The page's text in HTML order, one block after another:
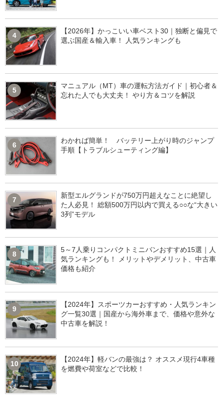
4
【2026年】かっこいい車ベスト30｜独断と偏見で
選ぶ国産＆輸入車！ 人気ランキングも
5
マニュアル（MT）車の運転方法ガイド｜初心者＆
忘れた人でも大丈夫！ やり方＆コツを解説
6
わかれば簡単！ バッテリー上がり時のジャンプ
手順【トラブルシューティング編】
7
新型エルグランドが750万円超えなことに絶望し
た人必見！ 総額500万円以内で買える○○な“大きい
3列”モデル
8
5～7人乗りコンパクトミニバンおすすめ15選｜人
気ランキングも！ メリットやデメリット、中古車
価格も紹介
9
【2024年】スポーツカーおすすめ・人気ランキン
グ一覧30選｜国産から海外車まで、価格や意外な
中古車を解説！
10
【2024年】軽バンの最強は？ オススメ現行4車種
を燃費や荷室などで比較！